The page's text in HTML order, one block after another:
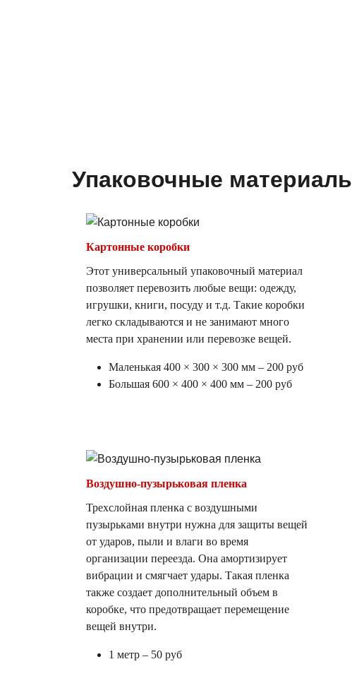
Упаковочные
Картонные коробки
Этот универсальный упаковочный материал
позволяет перевозить любые вещи: одежду,
игрушки, книги, посуду и т.д. Такие коробки
легко складываются и не занимают много
места при хранении или перевозке вещей.
Маленькая 400 × 300 × 300 мм – 200 руб
Большая 600 × 400 × 400 мм – 200 руб
Воздушно-пузырьковая пленка
Трехслойная пленка с воздушными
пузырьками внутри нужна для защиты вещей
от ударов, пыли и влаги во время
организации переезда. Она амортизирует
вибрации и смягчает удары. Такая пленка
также создает дополнительный объем в
коробке, что предотвращает перемещение
вещей внутри.
1 метр – 50 руб